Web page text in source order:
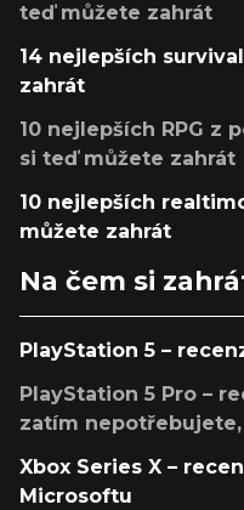
teď můžete zahrát
14 nejlepších
zahrát
10 nejlepších RPG z
si teď můžete zahrát
10 nejlepších
můžete zahrát
Na čem si
PlayStation 5 –
PlayStation 5 Pro –
zatím
Xbox Series X –
Microsoftu